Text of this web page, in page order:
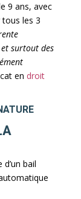
9 ans, avec
les 3
surtout des
en droit
bail